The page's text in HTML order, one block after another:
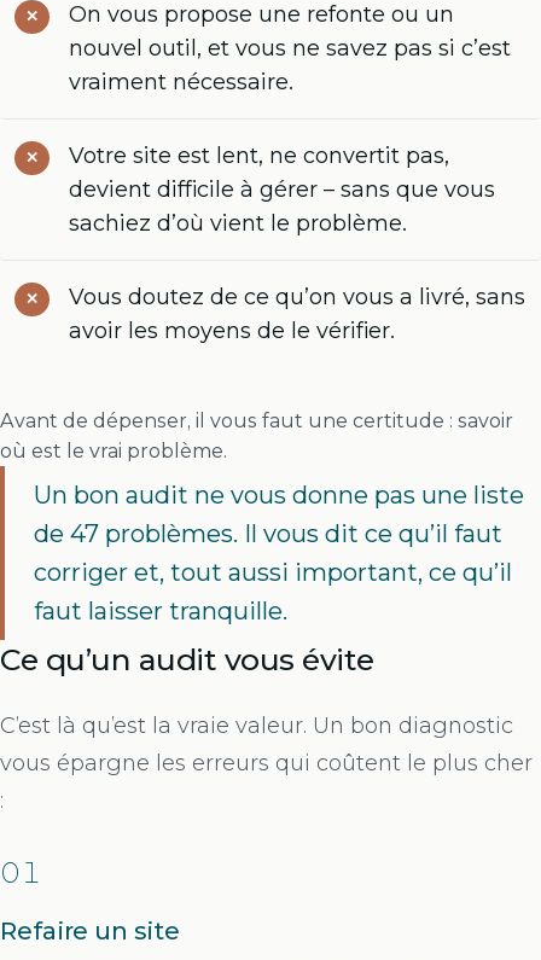
On vous propose une refonte ou un
nouvel outil, et vous ne savez pas si c’est
vraiment nécessaire.
Votre site est lent, ne convertit pas,
devient difficile à gérer – sans que vous
sachiez d’où vient le problème.
Vous doutez de ce qu’on vous a livré, sans
avoir les moyens de le vérifier.
Avant de dépenser, il vous faut une certitude : savoir
où est le vrai problème.
Un bon audit ne vous donne pas une liste
de 47 problèmes. Il vous dit ce qu’il faut
corriger et, tout aussi important, ce qu’il
faut laisser tranquille.
Ce qu’un audit vous évite
C’est là qu’est la vraie valeur. Un bon diagnostic
vous épargne les erreurs qui coûtent le plus cher
:
01
Refaire un site